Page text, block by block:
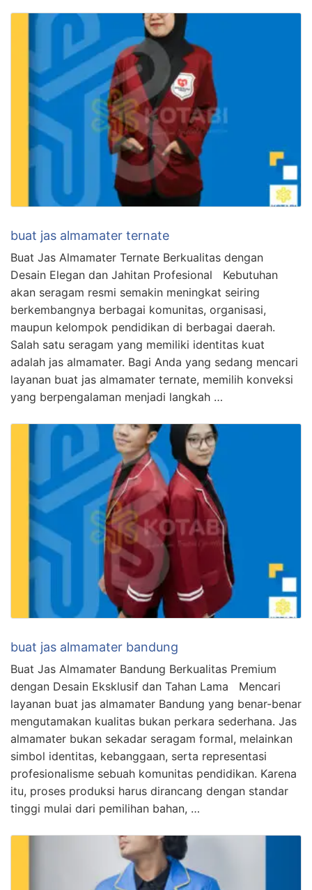
buat jas almamater ternate
Buat Jas Almamater Ternate Berkualitas dengan
Desain Elegan dan Jahitan Profesional Kebutuhan
akan seragam resmi semakin meningkat seiring
berkembangnya berbagai komunitas, organisasi,
maupun kelompok pendidikan di berbagai daerah.
Salah satu seragam yang memiliki identitas kuat
adalah jas almamater. Bagi Anda yang sedang mencari
layanan buat jas almamater ternate, memilih konveksi
yang berpengalaman menjadi langkah …
buat jas almamater bandung
Buat Jas Almamater Bandung Berkualitas Premium
dengan Desain Eksklusif dan Tahan Lama Mencari
layanan buat jas almamater Bandung yang benar-benar
mengutamakan kualitas bukan perkara sederhana. Jas
almamater bukan sekadar seragam formal, melainkan
simbol identitas, kebanggaan, serta representasi
profesionalisme sebuah komunitas pendidikan. Karena
itu, proses produksi harus dirancang dengan standar
tinggi mulai dari pemilihan bahan, …